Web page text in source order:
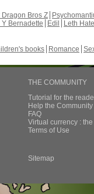
Dragon Bros Z
Bernadette Edil
Leth Hate
books Romance
THE COMMUNITY
Tutorial for the
Help the
FAQ
Virtual currency :
Terms of Use
Sitemap